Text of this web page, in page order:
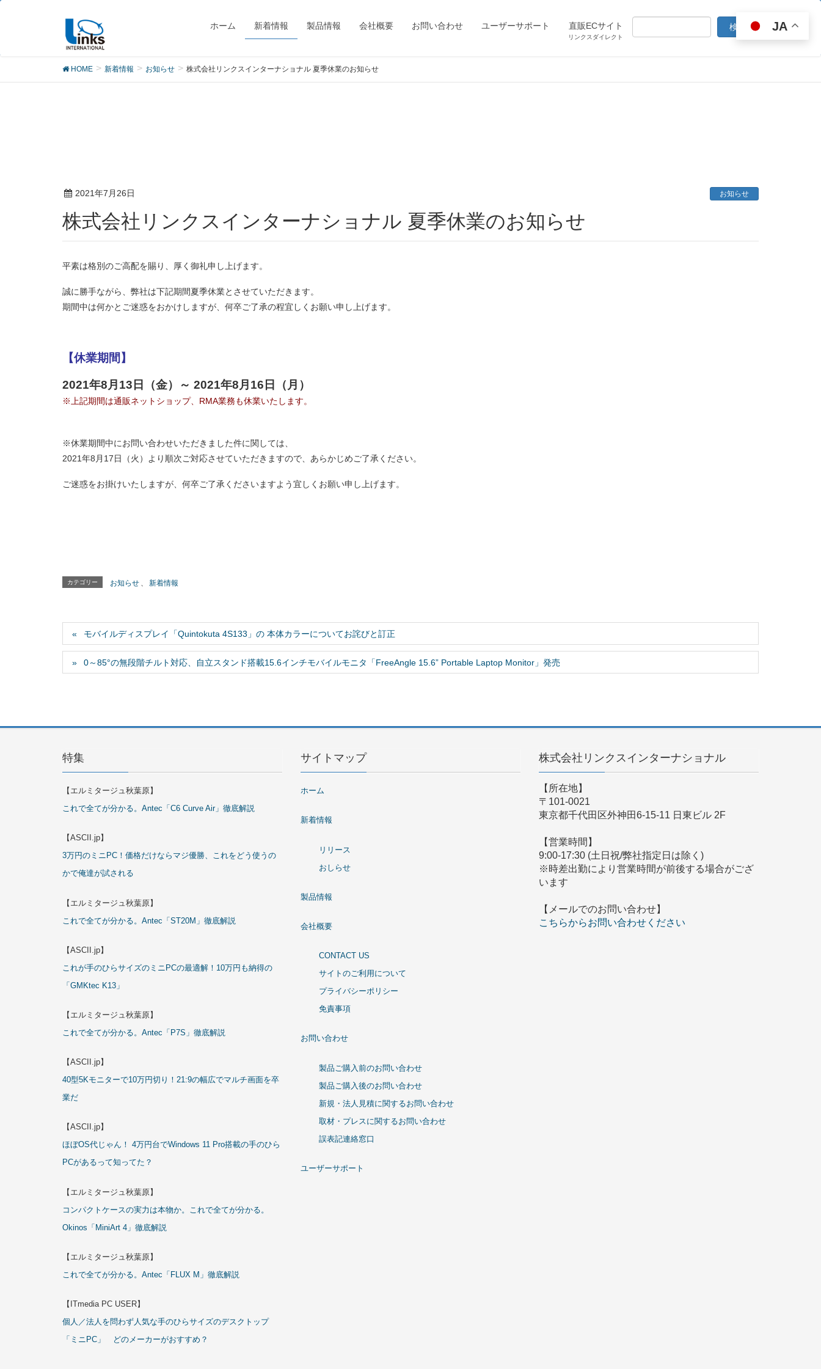
ホーム 新着情報 製品情報 会社概要 お問い合わせ ユーザーサポート 直販ECサイト
リンクスダイレクト
お知らせ
HOME 新着情報 お知らせ 株式会社リンクスインターナショナル 夏季休業のお知らせ
2021年7月26日 お知らせ
株式会社リンクスインターナショナル 夏季休業のお知らせ
平素は格別のご高配を賜り、厚く御礼申し上げます。
誠に勝手ながら、弊社は下記期間夏季休業とさせていただきます。
期間中は何かとご迷惑をおかけしますが、何卒ご了承の程宜しくお願い申し上げます。
【休業期間】
2021年8月13日（金）～ 2021年8月16日（月）
※上記期間は通販ネットショップ、RMA業務も休業いたします。
※休業期間中にお問い合わせいただきました件に関しては、
2021年8月17日（火）より順次ご対応させていただきますので、あらかじめご了承ください。
ご迷惑をお掛けいたしますが、何卒ご了承くださいますよう宜しくお願い申し上げます。
カテゴリー お知らせ 、 新着情報
モバイルディスプレイ「Quintokuta 4S133」の 本体カラーについてお詫びと訂正
0～85°の無段階チルト対応、自立スタンド搭載15.6インチモバイルモニタ「FreeAngle 15.6” Portable Laptop Monitor」発売
特集
【エルミタージュ秋葉原】
これで全てが分かる。Antec「C6 Curve Air」徹底解説
【ASCII.jp】
3万円のミニPC！価格だけならマジ優勝、これをどう使うの
かで俺達が試される
【エルミタージュ秋葉原】
これで全てが分かる。Antec「ST20M」徹底解説
【ASCII.jp】
これが手のひらサイズのミニPCの最適解！10万円も納得の
「GMKtec K13」
【エルミタージュ秋葉原】
これで全てが分かる。Antec「P7S」徹底解説
【ASCII.jp】
40型5Kモニターで10万円切り！21:9の幅広でマルチ画面を卒
業だ
【ASCII.jp】
ほぼOS代じゃん！ 4万円台でWindows 11 Pro搭載の手のひら
PCがあるって知ってた？
【エルミタージュ秋葉原】
コンパクトケースの実力は本物か。これで全てが分かる。
Okinos「MiniArt 4」徹底解説
【エルミタージュ秋葉原】
これで全てが分かる。Antec「FLUX M」徹底解説
【ITmedia PC USER】
個人／法人を問わず人気な手のひらサイズのデスクトップ
「ミニPC」 どのメーカーがおすすめ？
サイトマップ
ホーム
新着情報
リリース
おしらせ
製品情報
会社概要
CONTACT US
サイトのご利用について
プライバシーポリシー
免責事項
お問い合わせ
製品ご購入前のお問い合わせ
製品ご購入後のお問い合わせ
新規・法人見積に関するお問い合わせ
取材・プレスに関するお問い合わせ
誤表記連絡窓口
ユーザーサポート
株式会社リンクスインターナショナル
【所在地】
〒101-0021
東京都千代田区外神田6-15-11 日東ビル 2F
【営業時間】
9:00-17:30 (土日祝/弊社指定日は除く)
※時差出勤により営業時間が前後する場合がござ
います
【メールでのお問い合わせ】
こちらからお問い合わせください
JA